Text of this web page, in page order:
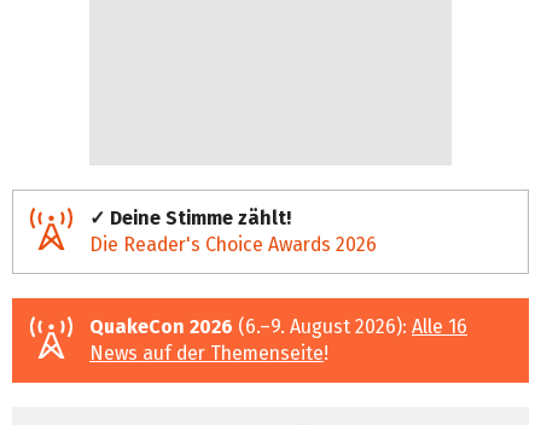
✓ Deine Stimme zählt!
Die Reader's Choice Awards 2026
QuakeCon 2026 (6.–9. August 2026): Alle 16
News auf der Themenseite!